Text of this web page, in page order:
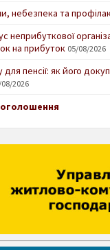
небезпека та
неприбуткової
на прибуток 05/08/2026
пенсії: як його
2026
оголошення